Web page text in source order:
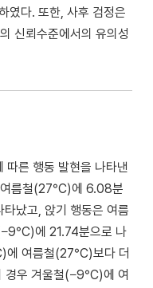
다. 또한, 사후 검정은
신뢰수준에서의 유의성
따른 행동 발현을 나타낸
름철(27°C)에 6.08분
났고, 앉기 행동은 여름
에 21.74분으로 나
에 여름철(27°C)보다 더
우 겨울철(−9°C)에 여